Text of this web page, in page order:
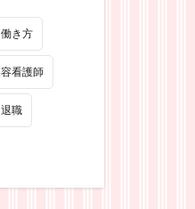
働き方
看護師
退職